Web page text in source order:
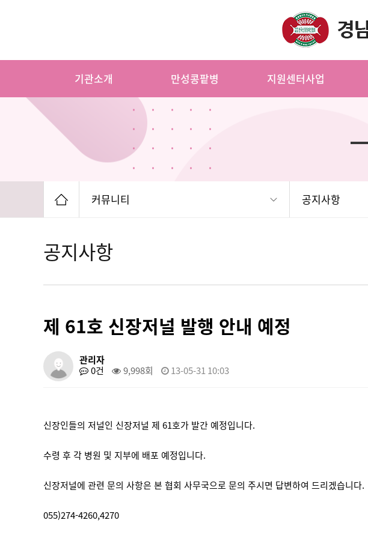
기관소개 만성콩팥병 지원센터사업
커뮤니티 공지사항
공지사항
제 61호 신장저널 발행 안내 예정
관리자
0건
9,998회 13-05-31 10:03
신장인들의 저널인 신장저널 제 61호가 발간 예정입니다.
수령 후 각 병원 및 지부에 배포 예정입니다.
신장저널에 관련 문의 사항은 본 협회 사무국으로 문의 주시면 답변하여 드리겠습니다.
055)274-4260,4270